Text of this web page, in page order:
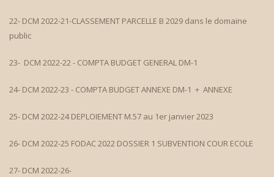
22- DCM 2022-21-CLASSEMENT PARCELLE B 2029 dans le domaine
public
23- DCM 2022-22 - COMPTA BUDGET GENERAL DM-1
24- DCM 2022-23 - COMPTA BUDGET ANNEXE DM-1 + ANNEXE
25- DCM 2022-24 DEPLOIEMENT M.57 au 1er janvier 2023
26- DCM 2022-25 FODAC 2022 DOSSIER 1 SUBVENTION COUR ECOLE
27- DCM 2022-26-